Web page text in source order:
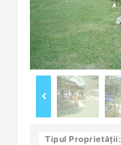
Tipul Proprietății: